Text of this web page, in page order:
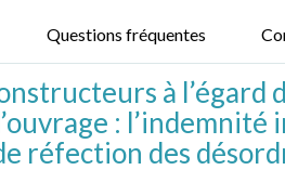
Questions fréquentes
à l’égard
: l’indemnité
réfection des